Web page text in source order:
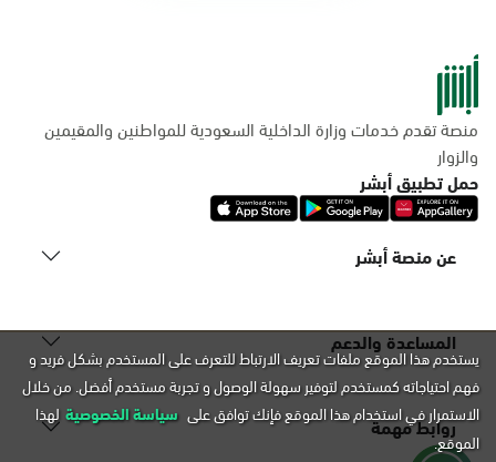
منصة تقدم خدمات وزارة الداخلية السعودية للمواطنين والمقيمين
والزوار
حمل تطبيق أبشر
عن منصة أبشر
المساعدة والدعم
روابط مهمة
يستخدم هذا الموقع ملفات تعريف الارتباط للتعرف على المستخدم بشكل فريد و
فهم احتياجاته كمستخدم لتوفير سهولة الوصول و تجربة مستخدم أفضل. من خلال
الاستمرار في استخدام هذا الموقع فإنك توافق على سياسة الخصوصية لهذا
الموقع.